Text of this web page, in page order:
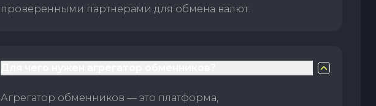
проверенными партнерами для обмена валют.
Агрегатор обменников — это платформа,